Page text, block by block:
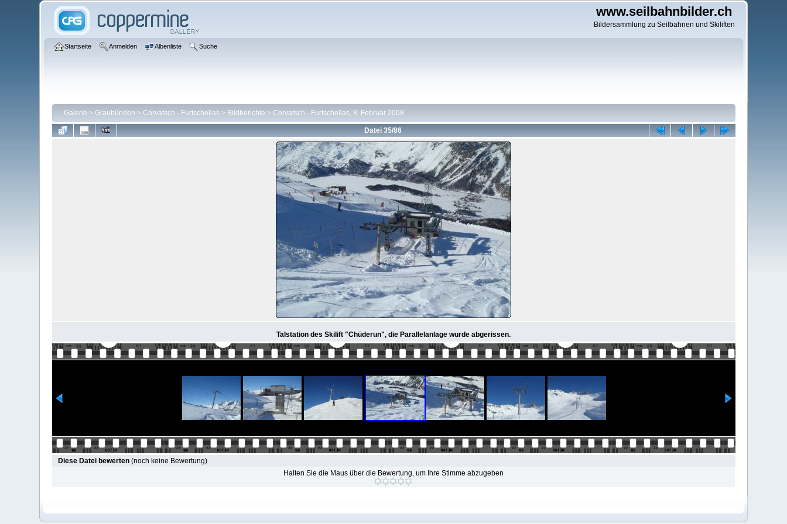
www.seilbahnbilder.ch
Bildersammlung zu Seilbahnen und Skiliften
Startseite Anmelden Albenliste Suche
Galerie > Graubünden > Corvatsch - Furtschellas> Bildberichte > Corvatsch - Furtschellas, 8. Februar 2008
Datei 35/86
Talstation des Skilift "Chüderun", die Parallelanlage wurde abgerissen.
Diese Datei bewerten(noch keine Bewertung)
Halten Sie die Maus über die Bewertung, um Ihre Stimme abzugeben